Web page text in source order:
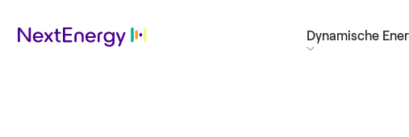
Dynamische